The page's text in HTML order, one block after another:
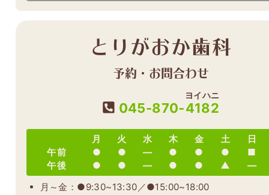
とりがおか歯科
予約・お問合わせ
045-870-4182
ヨイハニ
月 火 水 木 金 土
日
午前
● ● ― ● ● ●
■
午後
● ● ― ● ● ▲
―
月～金：●9:30~13:30／●15:00~18:00